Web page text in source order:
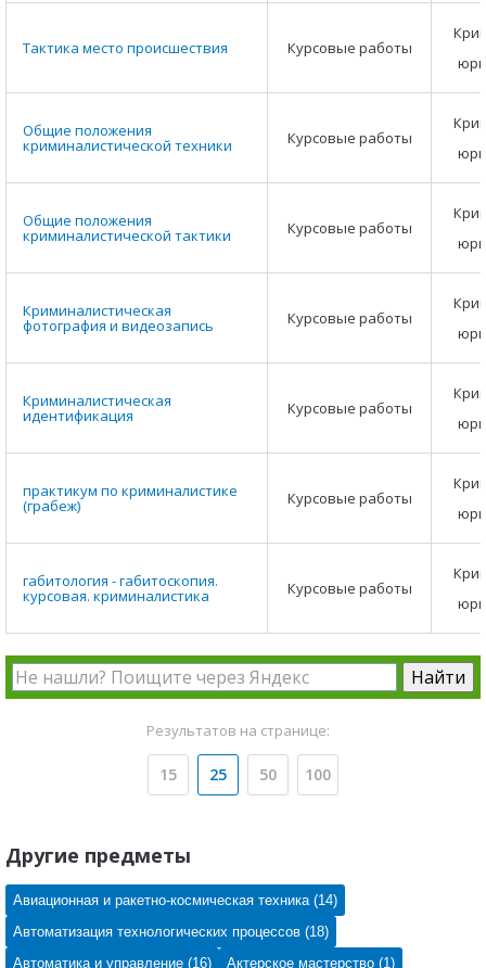
Тактика место происшествия Курсовые работы
Общие положения
криминалистической техники Курсовые работы
Общие положения
криминалистической тактики Курсовые работы
Криминалистическая
фотография и видеозапись Курсовые работы
Криминалистическая
идентификация Курсовые работы
практикум по криминалистике
(грабеж) Курсовые работы
габитология - габитоскопия.
курсовая. криминалистика Курсовые работы
Результатов на странице:
15 25 50 100
Другие предметы
Авиационная и ракетно-космическая техника (14)
Автоматизация технологических процессов (18)
Автоматика и управление (16)
Актерское мастерство (1)